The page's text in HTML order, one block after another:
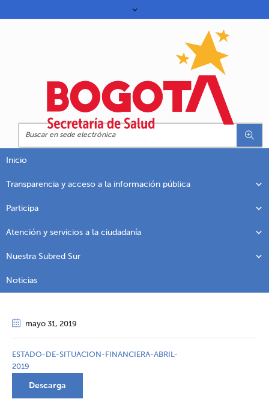
Inicio
Transparencia y acceso a la información pública
Participa
Atención y servicios a la ciudadanía
Nuestra Subred Sur
Noticias
mayo 31, 2019
ESTADO-DE-SITUACION-FINANCIERA-ABRIL-
2019
Descarga